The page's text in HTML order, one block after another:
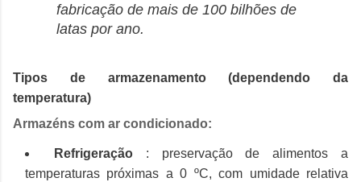
fabricação de mais de 100 bilhões de
latas por ano.
Tipos de armazenamento (dependendo da
temperatura)
Armazéns com ar condicionado:
Refrigeração: preservação de alimentos a
temperaturas próximas a 0 ºC, com umidade relativa